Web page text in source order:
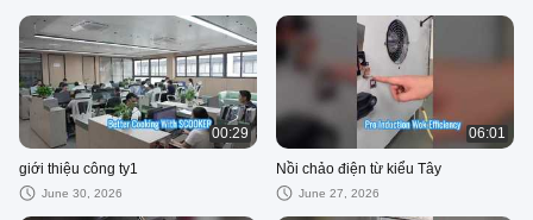
00:29
giới thiệu công ty1
June 30, 2026
06:01
Nồi chảo điện từ kiểu Tây
June 27, 2026